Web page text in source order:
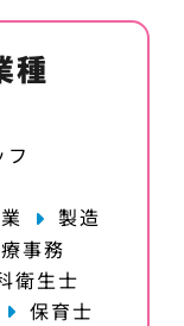
種
製造
事務
衛生士
保育士